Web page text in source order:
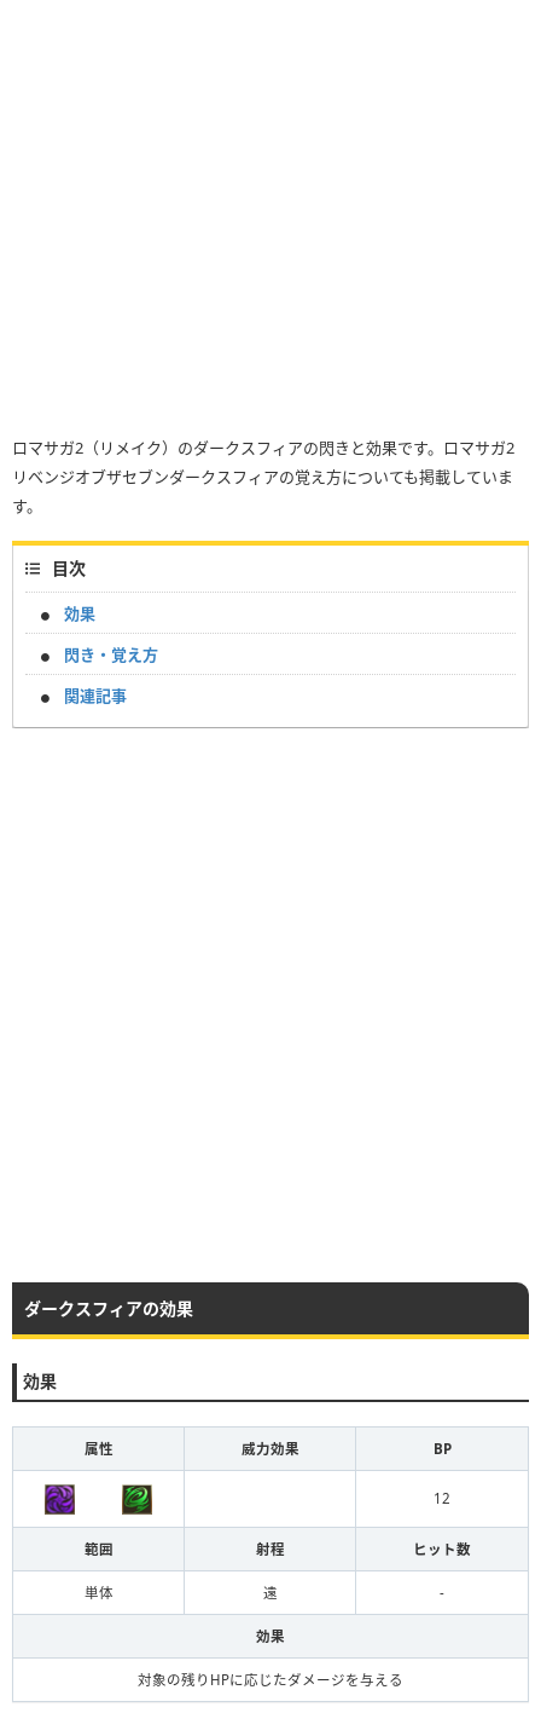
ロマサガ2（リメイク）のダークスフィアの閃きと効果です。ロマサガ2
リベンジオブザセブンダークスフィアの覚え方についても掲載していま
す。
目次
効果
閃き・覚え方
関連記事
ダークスフィアの効果
効果
属性 威力効果 BP
12
範囲 射程 ヒット数
単体 遠 -
効果
対象の残りHPに応じたダメージを与える